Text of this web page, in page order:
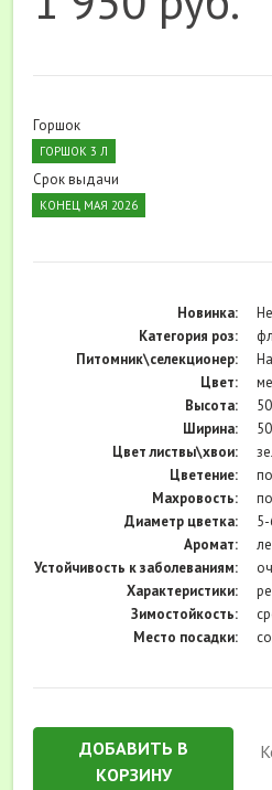
Горшок
ГОРШОК 3 Л
Срок выдачи
КОНЕЦ МАЯ 2026
Новинка:
Категория роз:
Питомник\селекционер:
Цвет:
Высота:
Ширина:
Цвет листвы\хвои:
Цветение:
Махровость:
Диаметр цветка:
Аромат:
Устойчивость к заболеваниям:
Характеристики:
Зимостойкость:
Место посадки:
ДОБАВИТЬ В
КОРЗИНУ